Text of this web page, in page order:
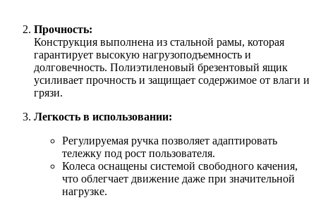
Прочность:
Конструкция выполнена из стальной рамы, которая
гарантирует высокую нагрузоподъемность и
долговечность. Полиэтиленовый брезентовый ящик
усиливает прочность и защищает содержимое от влаги и
грязи.
Легкость в использовании:
Регулируемая ручка позволяет адаптировать
тележку под рост пользователя.
Колеса оснащены системой свободного качения,
что облегчает движение даже при значительной
нагрузке.